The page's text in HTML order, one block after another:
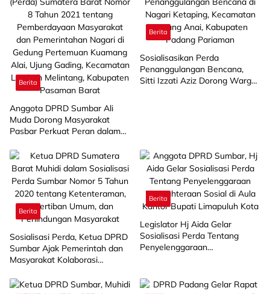
Berita
Anggota DPRD Sumbar Ali
Muda Dorong Masyarakat
Pasbar Perkuat Peran dalam
Berita
Sosialisasikan Perda
Penanggulangan Bencana,
Sitti Izzati Aziz Dorong Warga
Berita
Sosialisasi Perda, Ketua DPRD
Sumbar Ajak Pemerintah dan
Masyarakat Kolaborasi
dan Kondusif
Berita
Legislator Hj Aida Gelar
Sosialisasi Perda Tentang
Penyelenggaraan